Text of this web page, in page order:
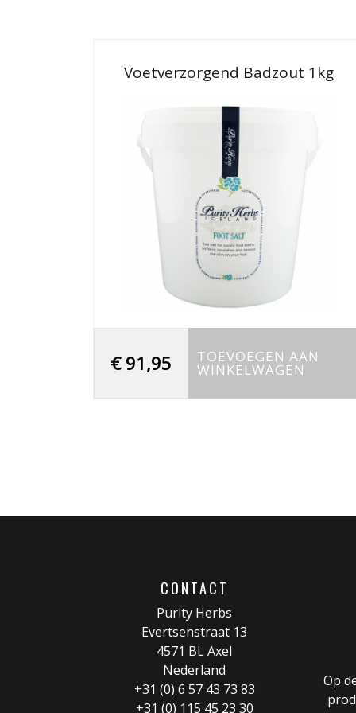
Voetverzorgend Badzout 1kg
€91,95 TOEVOEGEN AAN
WINKELWAGEN
CONTACT
Purity Herbs
Evertsenstraat 13
4571 BL Axel
Nederland
+31 (0) 6 57 43 73 83
+31 (0) 115 45 23 30
Op